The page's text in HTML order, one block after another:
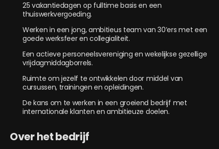
25 vakantiedagen op fulltime basis en een
thuiswerkvergoeding.
Werken in een jong, ambitieus team van 30’ers met een
goede werksfeer en collegialiteit.
Een actieve personeelsvereniging en wekelijkse gezellige
vrijdagmiddagborrels.
Ruimte om jezelf te ontwikkelen door middel van
cursussen, trainingen en opleidingen.
De kans om te werken in een groeiend bedrijf met
internationale klanten en ambitieuze doelen.
Over het bedrijf